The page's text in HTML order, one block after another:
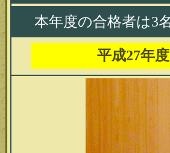
本年度の合格者は3
平成27年